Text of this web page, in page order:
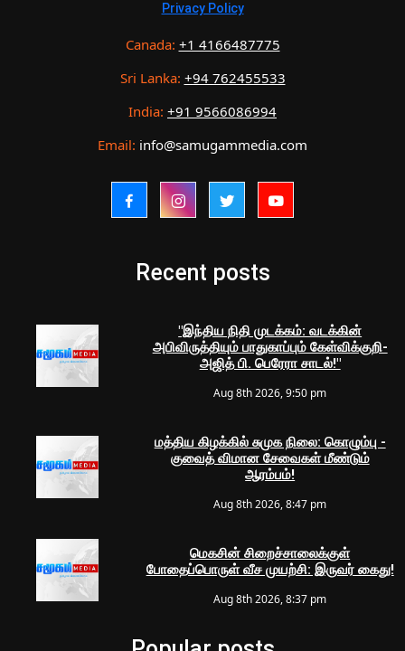
Privacy Policy
Canada: +1 4166487775
Sri Lanka: +94 762455533
India: +91 9566086994
Email: info@samugammedia.com
Recent posts
"இந்திய நிதி முடக்கம்: வடக்கின்
அபிவிருத்தியும் பாதுகாப்பும் கேள்விக்குறி-
அஜித் பி. பெரேரா சாடல்!"
Aug 8th 2026, 9:50 pm
மத்திய கிழக்கில் சுமுக நிலை: கொழும்பு -
குவைத் விமான சேவைகள் மீண்டும்
ஆரம்பம்!
Aug 8th 2026, 8:47 pm
மெகசின் சிறைச்சாலைக்குள்
போதைப்பொருள் வீச முயற்சி: இருவர் கைது!
Aug 8th 2026, 8:37 pm